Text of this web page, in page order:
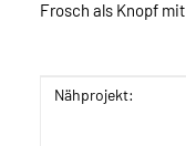
Frosch als Knopf
Wert
Nähprojekt: